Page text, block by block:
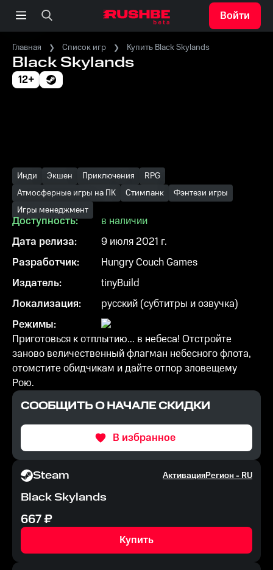
Войти
Главная Список игр Купить Black Skylands
Black Skylands
12+
Инди Экшен Приключения
RPG
Атмосферные игры на ПК
Стимпанк
Фэнтези игры
Игры менеджмент
Доступность:
в наличии
Дата релиза:
9 июля 2021 г.
Разработчик:
Hungry Couch Games
Издатель:
tinyBuild
Локализация:
русский (субтитры и озвучка)
Режимы:
Приготовься к отплытию... в небеса! Отстройте
заново величественный флагман небесного флота,
отомстите обидчикам и дайте отпор зловещему
Рою.
СООБЩИТЬ О НАЧАЛЕ СКИДКИ
В избранное
Steam АктивацияРегион -RU
Black Skylands
667₽
Купить